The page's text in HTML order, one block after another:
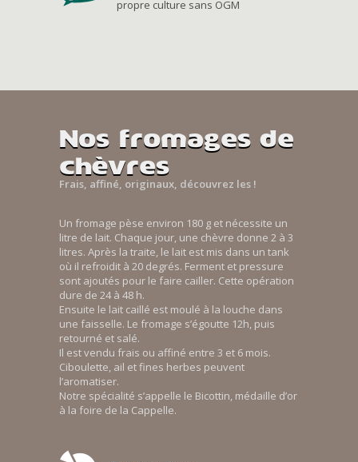
propre culture sans OGM
Nos fromages de
chèvres
Frais, affiné, originaux, découvrez les !
Un fromage pèse environ 180 g et nécessite un
litre de lait. Chaque jour, une chèvre donne 2 à 3
litres. Après la traite, le lait est mis dans un tank
où il refroidit à 20 degrés. Ferment et pressure
sont ajoutés pour le faire cailler. Cette opération
dure de 24 à 48 h.
Ensuite le lait caillé est moulé à la louche dans
une faisselle. Le fromage s’égoutte 12h, puis
retourné et salé.
Il est vendu frais ou affiné entre 3 et 6 mois.
Ciboulette, ail et fines herbes peuvent
l’aromatiser.
Notre spécialité s’appelle le Bicottin, médaille d’or
à la foire de la Cappelle.